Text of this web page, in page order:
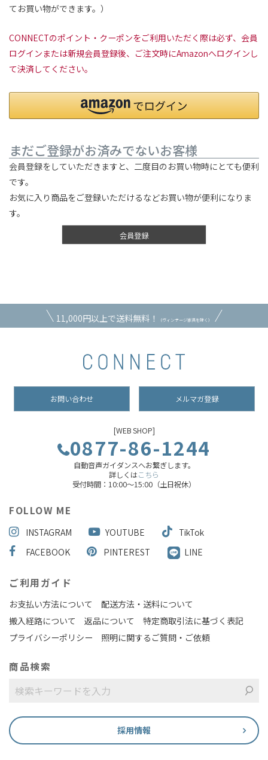
てお買い物ができます。）
CONNECTのポイント・クーポンをご利用いただく際は必ず、会員
ログインまたは新規会員登録後、ご注文時にAmazonへログインし
て決済してください。
まだご登録がお済みでないお客様
会員登録をしていただきますと、二度目のお買い物時にとても便利
です。
お気に入り商品をご登録いただけるなどお買い物が便利になりま
す。
会員登録
11,000円以上で送料無料！ （ヴィンテージ家具を除く）
お問い合わせ メルマガ登録
[WEB SHOP]
0877-86-1244
自動音声ガイダンスへお繋ぎします。
詳しくはこちら
受付時間：10:00～15:00（土日祝休）
FOLLOW ME
INSTAGRAM YOUTUBE
TikTok
FACEBOOK
PINTEREST LINE
ご利用ガイド
お支払い方法について
配送方法・送料について
搬入経路について
返品について
特定商取引法に基づく表記
プライバシーポリシー
照明に関するご質問・ご依頼
商品検索
採用情報